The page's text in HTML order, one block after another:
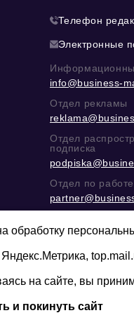
Телефон
Электронные
info@business-
Отдел рекламы
Отдел
подписка
Отдел по
@mazovили
16+
Сайт может содержать
младше 16-ти лет.
обработку
на сайте, вы
и покинуть сайт